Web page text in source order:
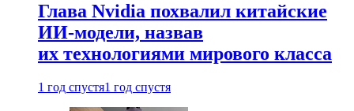
Глава Nvidia похвалил китайские
ИИ-модели, назвав
их технологиями мирового класса
1 год спустя1 год спустя